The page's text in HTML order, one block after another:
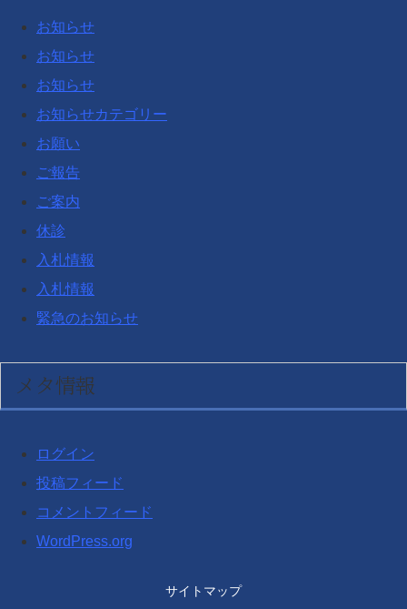
お知らせ
お知らせ
お知らせ
お知らせカテゴリー
お願い
ご報告
ご案内
休診
入札情報
入札情報
緊急のお知らせ
メタ情報
ログイン
投稿フィード
コメントフィード
WordPress.org
サイトマップ